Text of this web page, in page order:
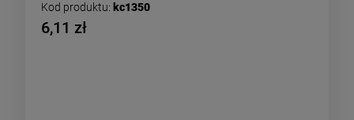
Kod produktu: kc1350
6,11 zł